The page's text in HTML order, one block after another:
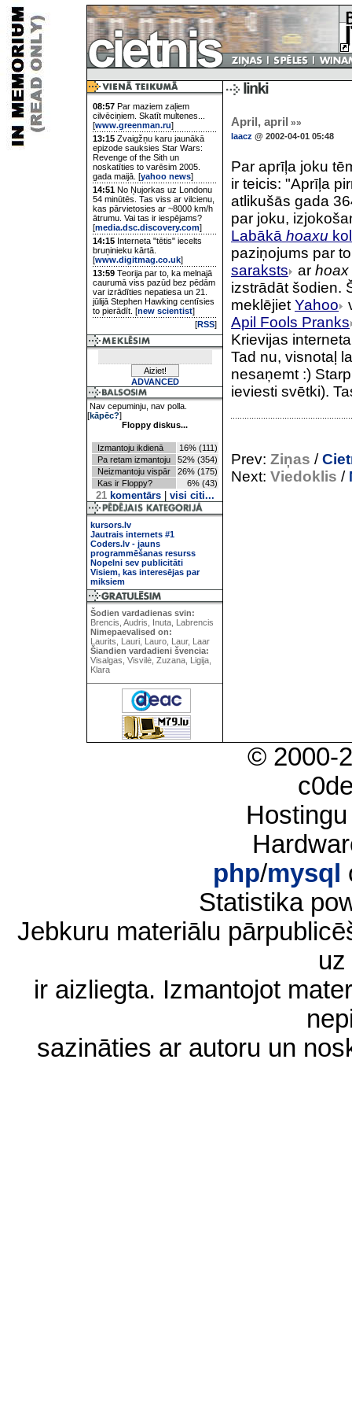
08:57 Par maziem zaļiem
cilvēciņiem. Skatīt multenes...
[www.greenman.ru]
13:15 Zvaigžņu karu jaunākā
epizode sauksies Star Wars:
Revenge of the Sith un
noskatīties to varēsim 2005.
gada maijā. [yahoo news]
14:51 No Ņujorkas uz Londonu
54 minūtēs. Tas viss ar vilcienu,
kas pārvietosies ar ~8000 km/h
ātrumu. Vai tas ir iespējams?
[media.dsc.discovery.com]
14:15 Interneta "tētis" iecelts
bruņinieku kārtā.
[www.digitmag.co.uk]
13:59 Teorija par to, ka melnajā
caurumā viss pazūd bez pēdām
var izrādīties nepatiesa un 21.
jūlijā Stephen Hawking centīsies
to pierādīt. [new scientist]
[RSS]
ADVANCED
Nav cepuminju, nav polla.
[kāpēc?]
Floppy diskus...
Izmantoju ikdienā
16% (111)
Pa retam izmantoju
52% (354)
Neizmantoju vispār
26% (175)
Kas ir Floppy?
6% (43)
21komentārs| visi citi...
kursors.lv
Jautrais internets #1
Coders.lv - jauns
programmēšanas resurss
Nopelni sev publicitāti
Visiem, kas interesējas par
miksiem
Šodien vardadienas svin:
Brencis, Audris, Inuta, Labrencis
Nimepaevalised on:
Laurits, Lauri, Lauro, Laur, Laar
Šiandien vardadieni švencia:
Visalgas, Visvilė, Zuzana, Ligija,
Klara
April, april »»
laacz @ 2002-04-01 05:48
Par aprīļa joku
ir teicis: "Aprīļa
atlikušās gada
par joku,
Labākā hoaxu
paziņojums par
saraksts
ar hoax
izstrādāt šodien.
meklējiet Yahoo
Apil Fools Pranks
Krievijas
Tad nu, visnotaļ
nesaņemt :)
ieviesti svētki).
Prev: Ziņas /
Next: Viedoklis /
© 2000-
php/mysql
Statistika
Jebkuru materiālu
ir aizliegta. Izmantojot
sazināties ar autoru un